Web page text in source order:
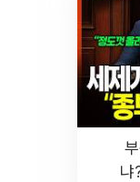
냐